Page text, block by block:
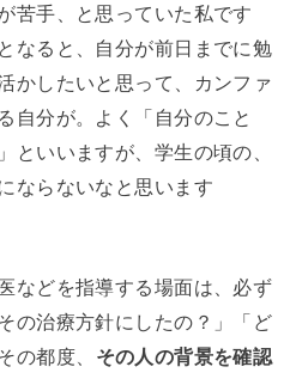
苦手、と思っていた私です
なると、自分が前日までに勉
かしたいと思って、カンファ
自分が。よく「自分のこと
といいますが、学生の頃の、
ならないなと思います
などを指導する場面は、必ず
の治療方針にしたの？」「ど
の都度、 その人の背景を確認